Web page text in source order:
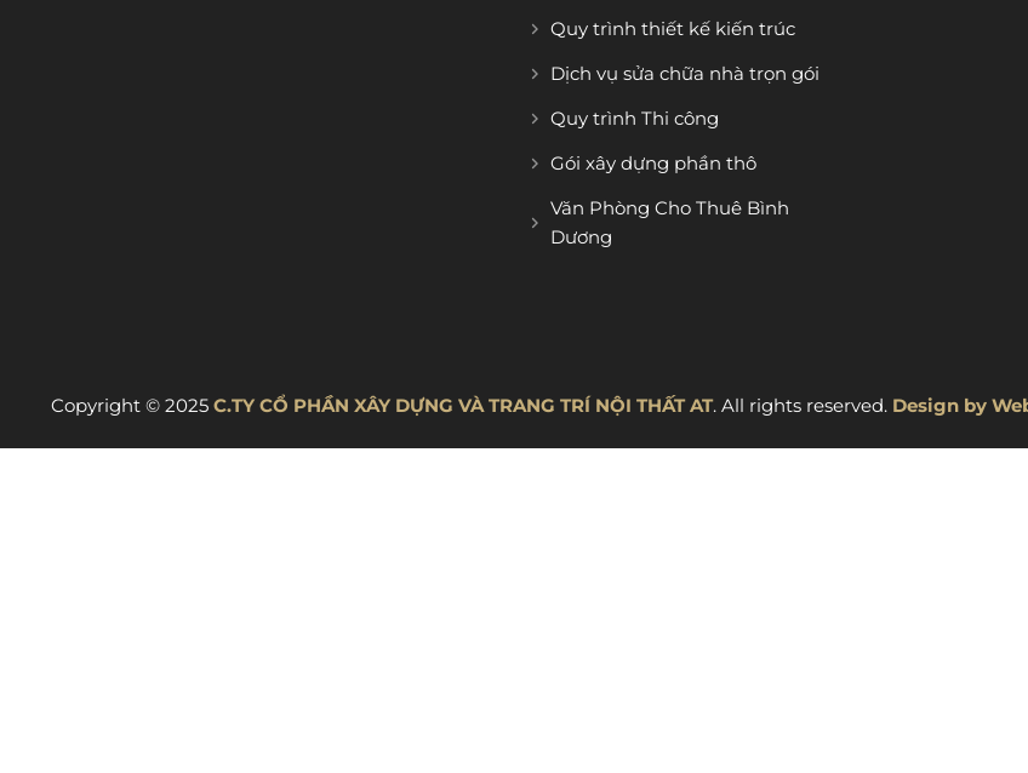
Quy trình thiết kế kiến trúc
Dịch vụ sửa chữa nhà trọn gói
Quy trình Thi công
Gói xây dựng phần thô
Văn Phòng Cho Thuê Bình
Dương
Copyright © 2025 C.TY CỔ PHẦN XÂY DỰNG VÀ TRANG TRÍ NỘI THẤT AT. All rights reserved. Design by